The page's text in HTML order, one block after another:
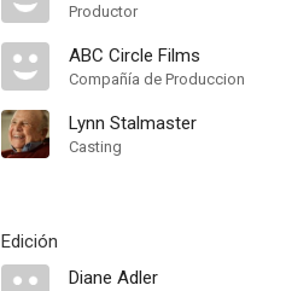
Productor
ABC Circle Films
Compañía de Produccion
Lynn Stalmaster
Casting
Edición
Diane Adler